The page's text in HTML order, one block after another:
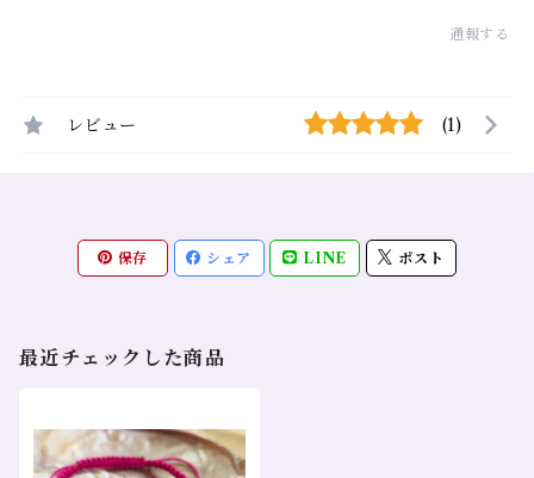
通報する
レビュー (1)
保存 シェア LINE ポスト
最近チェックした商品